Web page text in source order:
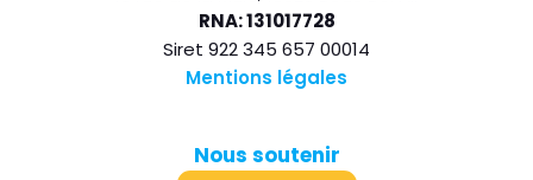
RNA: 131017728
Siret 922 345 657 00014
Mentions légales
Nous soutenir